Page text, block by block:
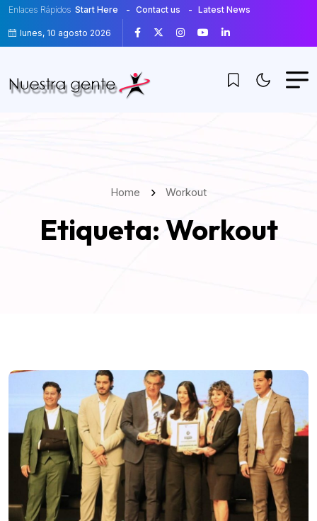
Enlaces Rápidos Start Here Contact us Latest News
lunes, 10 agosto 2026
Home Workout
Etiqueta: Workout